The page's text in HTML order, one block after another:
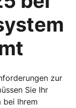
zur
Sie Ihr
bei Ihrem